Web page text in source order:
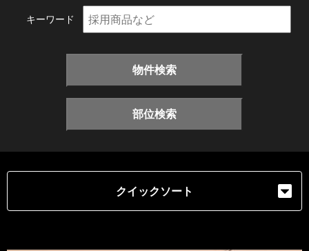
キーワード
物件検索
部位検索
クイックソート